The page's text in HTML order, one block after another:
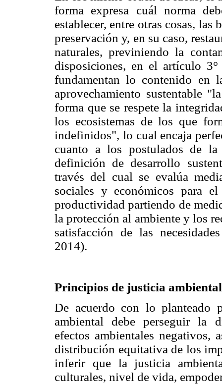
forma expresa cuál norma
establecer, entre otras cosas, las
preservación y, en su caso,
naturales, previniendo la
disposiciones, en el artículo 3°
fundamentan lo contenido en
aprovechamiento sustentable
forma que se respete la
los ecosistemas de los que
indefinidos", lo cual encaja
cuanto a los postulados de
definición de desarrollo
través del cual se evalúa
sociales y económicos para
productividad partiendo de
la protección al ambiente y los
satisfacción de las
2014).
Principios de justicia ambiental
De acuerdo con lo planteado
ambiental debe perseguir la
efectos ambientales
distribución equitativa de los
inferir que la justicia
culturales, nivel de vida,